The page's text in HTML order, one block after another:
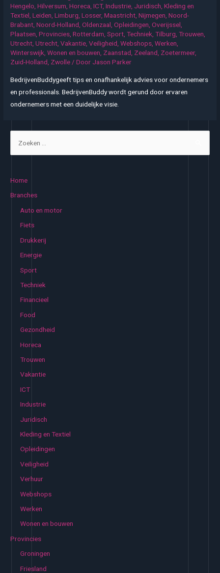
Hengelo ,Hilversum ,Horeca ,ICT,Industrie Juridisch ,Kleding en
Textiel ,Leiden ,Limburg ,Losser,Maastricht ,Nijmegen ,Noord-
Brabant ,Noord-Holland ,Oldenzaal ,Opleidingen ,Overijssel
Plaatsen ,Provincies ,Rotterdam ,Sport ,Techniek ,Tilburg ,Trouwen
Utrecht ,Utrecht ,Vakantie ,Veiligheid ,Webshops ,Werken
Winterswijk ,Wonen en bouwen Zaanstad Zeeland Zoetermeer,
Zuid-Holland Zwolle / Door Jason Parker
BedrijvenBuddygeeft tips en onafhankelijk advies voor ondernemers
en professionals. BedrijvenBuddy wordt gerund door ervaren
ondernemers met een duidelijke visie.
Home
Branches
Auto en motor
Fiets
Drukkerij
Energie
Sport
Techniek
Financieel
Food
Gezondheid
Horeca
Trouwen
Vakantie
ICT
Industrie
Juridisch
Kleding en Textiel
Opleidingen
Veiligheid
Verhuur
Webshops
Werken
Wonen en bouwen
Provincies
Groningen
Friesland